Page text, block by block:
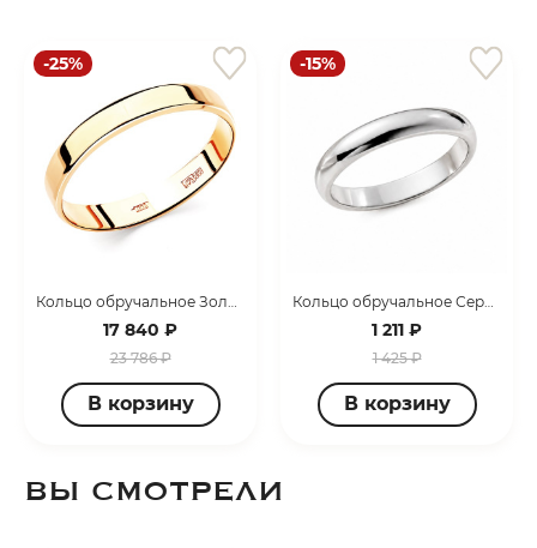
-25%
Кольцо обручальное Золото красное 1400008226
17 840 ₽
23 786 ₽
В корзину
-15%
Кольцо обручальное Серебро родированное 3407008051-10
1 211 ₽
1 425 ₽
В корзину
ВЫ СМОТРЕЛИ